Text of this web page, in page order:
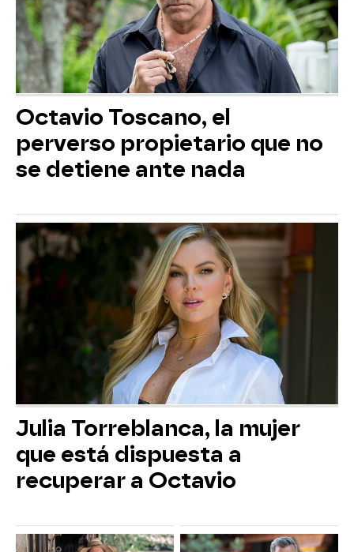
Octavio Toscano, el
perverso propietario que no
se detiene ante nada
Julia Torreblanca, la mujer
que está dispuesta a
recuperar a Octavio